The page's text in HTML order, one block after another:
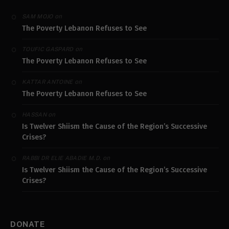
SAM MOJO on
The Poverty Lebanon Refuses to See
TOUFIC GASPARD on
The Poverty Lebanon Refuses to See
KATTAR ANTOINEon
The Poverty Lebanon Refuses to See
HASSANon
Is Twelver Shiism the Cause of the Region’s Successive
Crises?
RABBI DR ELIE ABADIE M.D. on
Is Twelver Shiism the Cause of the Region’s Successive
Crises?
DONATE